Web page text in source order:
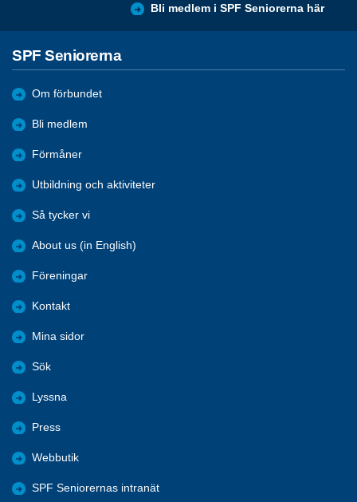
Bli medlem i SPF Seniorerna här
SPF Seniorerna
Om förbundet
Bli medlem
Förmåner
Utbildning och aktiviteter
Så tycker vi
About us (in English)
Föreningar
Kontakt
Mina sidor
Sök
Lyssna
Press
Webbutik
SPF Seniorernas intranät